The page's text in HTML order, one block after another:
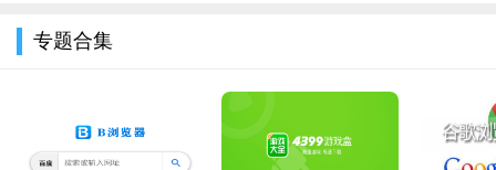
即可。具体操作：点击个人头像→设置→语言→选择中文（简
体）。部分主播的直播内容可能为英文，但中文用户可通过实时
翻译插件或字幕功能辅助理解。
Twitch直播卡顿怎么办？
专题合集